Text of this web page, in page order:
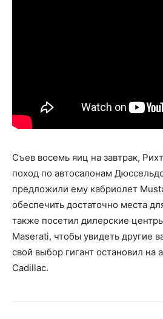
Съев восемь яиц на завтрак,
поход по автосалонам
предложили ему кабриолет
обеспечить достаточно места
также посетил дилерские
Maserati, чтобы увидеть другие
свой выбор гигант остановил на
Cadillac.